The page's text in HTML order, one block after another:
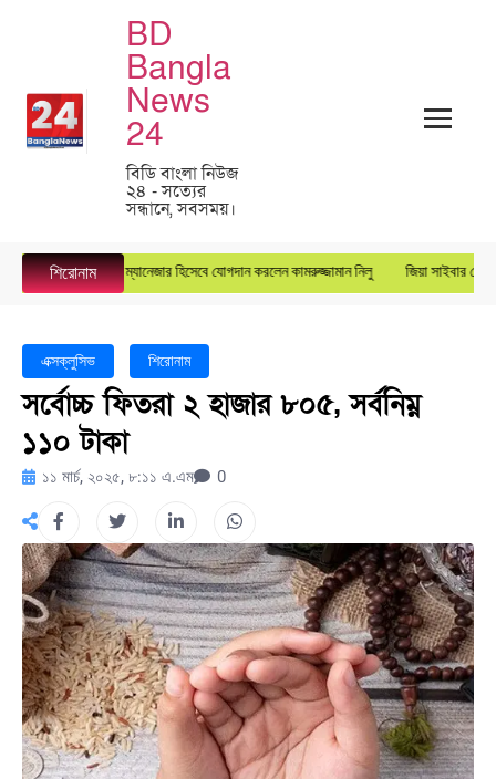
BD
Bangla
News
24
বিডি বাংলা নিউজ
২৪ - সত্যের
সন্ধানে, সবসময়।
শিরোনাম
গ্রুপে জেনারেল ম্যানেজার হিসেবে যোগদান করলেন কামরুজ্জামান নিলু জিয়া সাইবার
এক্সক্লুসিভ শিরোনাম
সর্বোচ্চ ফিতরা ২ হাজার ৮০৫, সর্বনিম্ন
১১০ টাকা
১১ মার্চ, ২০২৫, ৮:১১ এ.এম 0